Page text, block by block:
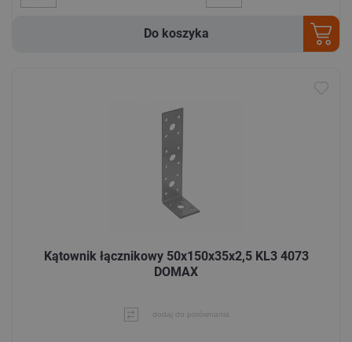
Do koszyka
Kątownik łącznikowy 50x150x35x2,5 KL3 4073
DOMAX
dodaj do porównania